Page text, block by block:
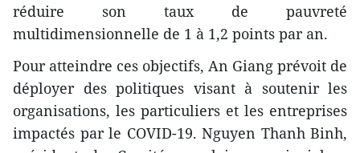
réduire son taux de pauvreté
multidimensionnelle de 1 à 1,2 points par an.
Pour atteindre ces objectifs, An Giang prévoit de
déployer des politiques visant à soutenir les
organisations, les particuliers et les entreprises
impactés par le COVID-19. Nguyen Thanh Binh,